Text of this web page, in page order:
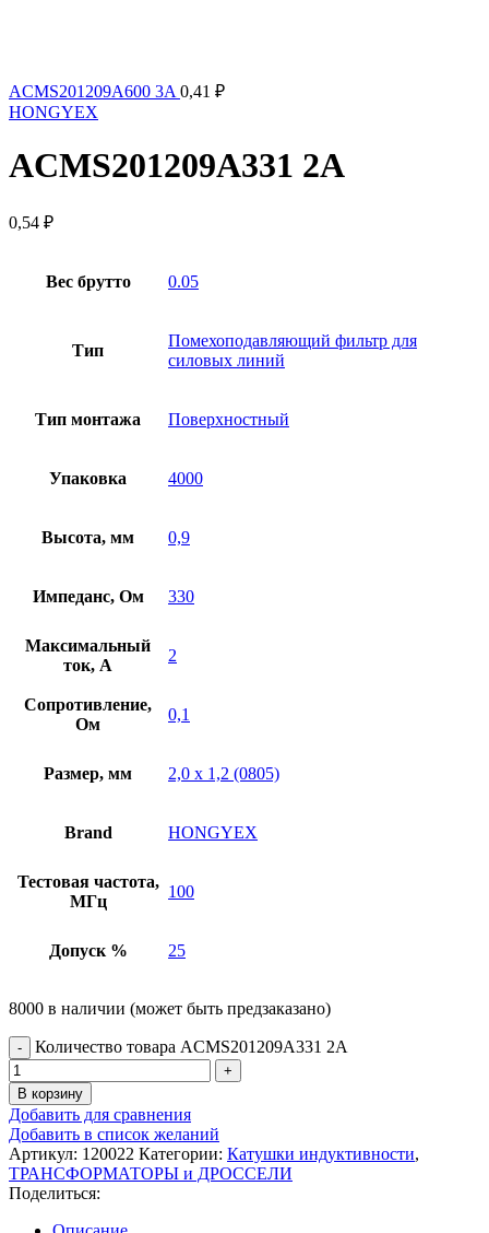
ACMS201209A600 3A 0,41 ₽
HONGYEX
ACMS201209A331 2A
0,54 ₽
Вес брутто 0.05
Тип
Помехоподавляющий фильтр для
силовых линий
Тип монтажа Поверхностный
Упаковка 4000
Высота, мм 0,9
Импеданс, Ом 330
Максимальный
ток, А
2
Сопротивление,
Ом
0,1
Размер, мм 2,0 х 1,2 (0805)
Brand HONGYEX
Тестовая частота,
МГц
100
Допуск % 25
8000 в наличии (может быть предзаказано)
Количество товара ACMS201209A331 2A
В корзину
Добавить для сравнения
Добавить в список желаний
Артикул: 120022 Категории: Катушки индуктивности,
ТРАНСФОРМАТОРЫ и ДРОССЕЛИ
Поделиться: